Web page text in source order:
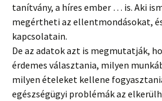
tanítvány, a híres ember … is. Aki
megértheti az ellentmondásokat,
kapcsolatain.
De az adatok azt is megmutatják,
érdemes választania, milyen
milyen ételeket kellene
egészségügyi problémák az